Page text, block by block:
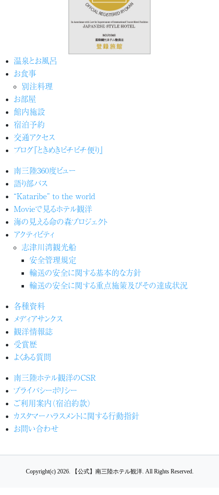
温泉とお風呂
お食事
別注料理
お部屋
館内施設
宿泊予約
交通アクセス
ブログ『ときめきピチピチ便り』
南三陸360度ビュー
語り部バス
“Kataribe” to the world
Movieで見るホテル観洋
海の見える命の森プロジェクト
アクティビティ
志津川湾観光船
安全管理規定
輸送の安全に関する基本的な方針
輸送の安全に関する重点施策及びその達成状況
各種資料
メディアサンクス
観洋情報誌
受賞歴
よくある質問
南三陸ホテル観洋のCSR
プライバシーポリシー
ご利用案内（宿泊約款）
カスタマーハラスメントに関する行動指針
お問い合わせ
Copyright(c) 2026. 【公式】南三陸ホテル観洋. All Rights Reserved.